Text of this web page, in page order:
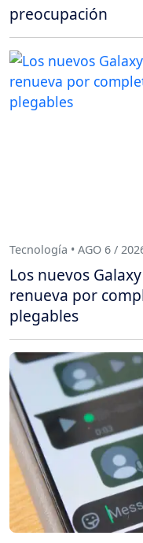
preocupación
Tecnología • AGO 6 /
Los nuevos
renueva por
plegables